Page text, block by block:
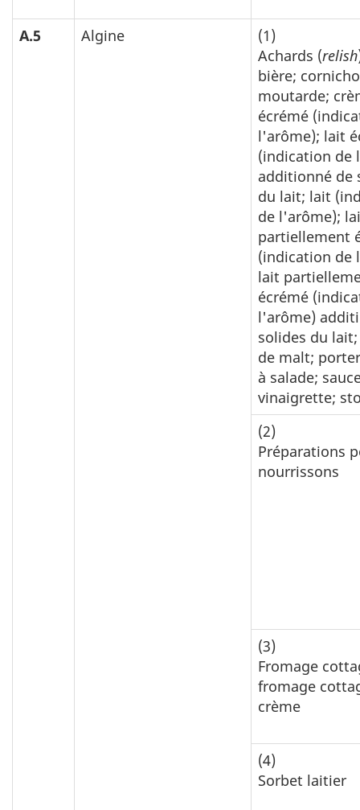
A.5 Algine
(1)
Achards (relish
bière;
moutarde;
écrémé
l'arôme); lait
(indication de
additionné de
du lait; lait
de l'arôme);
partiellement
(indication de
lait
écrémé
l'arôme)
solides du
de malt;
à salade;
vinaigrette;
(2)
Préparations
nourrissons
(3)
Fromage
fromage
crème
(4)
Sorbet laitier